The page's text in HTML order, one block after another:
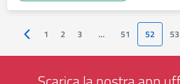
Pagina precedente
1 2 3 … 51 52 53